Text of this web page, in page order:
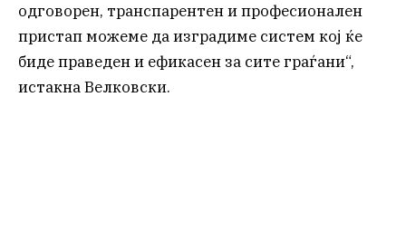
одговорен, транспарентен и професионален
пристап можеме да изградиме систем кој ќе
биде праведен и ефикасен за сите граѓани“,
истакна Велковски.